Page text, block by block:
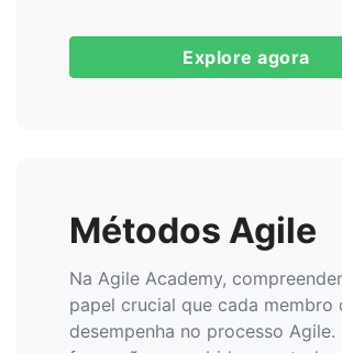
Explore agora
Métodos Agile
Na Agile Academy,
papel crucial que cada membro
desempenha no processo Agile.